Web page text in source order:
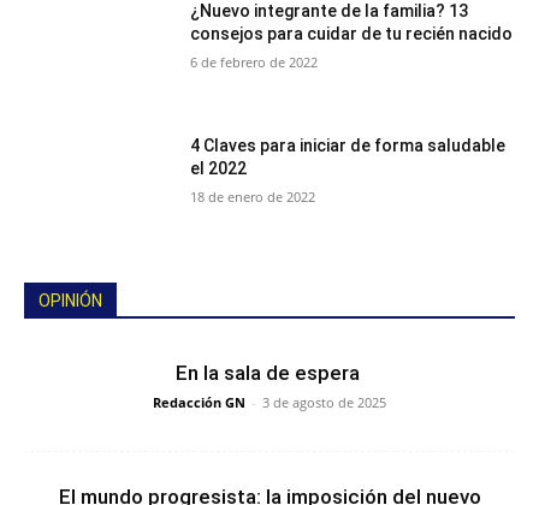
¿Nuevo integrante de la familia? 13
consejos para cuidar de tu recién nacido
6 de febrero de 2022
4 Claves para iniciar de forma saludable
el 2022
18 de enero de 2022
OPINIÓN
En la sala de espera
Redacción GN - 3 de agosto de 2025
El mundo progresista: la imposición del nuevo